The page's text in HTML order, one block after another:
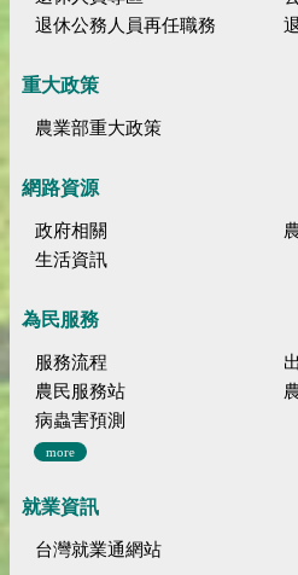
退休公務人員再任職務
重大政策
農業部重大政策
網路資源
政府相關
生活資訊
為民服務
服務流程
農民服務站
病蟲害預測
more
就業資訊
台灣就業通網站